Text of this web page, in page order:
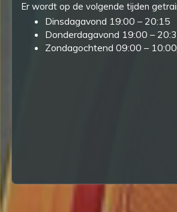
Er wordt op de volgende tijden
Dinsdagavond 19:00 – 20:15
Donderdagavond 19:00 –
Zondagochtend 09:00 –